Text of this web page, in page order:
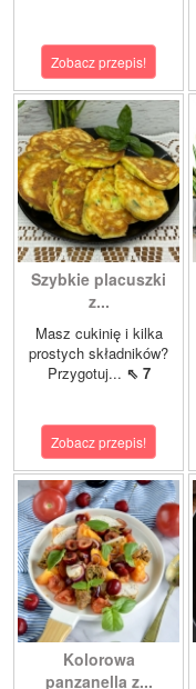
Zobacz przepis!
Szybkie placuszki
z...
Masz cukinię i kilka
prostych składników?
Przygotuj... ⇖ 7
Zobacz przepis!
Kolorowa
panzanella z...